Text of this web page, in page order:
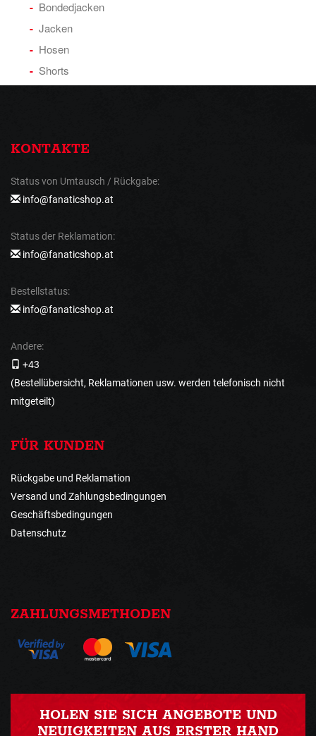
Bondedjacken
Jacken
Hosen
Shorts
KONTAKTE
Status von Umtausch / Rückgabe:
info@fanaticshop.at
Status der Reklamation:
info@fanaticshop.at
Bestellstatus:
info@fanaticshop.at
Andere:
+43
(Bestellübersicht, Reklamationen usw. werden telefonisch nicht
mitgeteilt)
FÜR KUNDEN
Rückgabe und Reklamation
Versand und Zahlungsbedingungen
Geschäftsbedingungen
Datenschutz
ZAHLUNGSMETHODEN
HOLEN SIE SICH ANGEBOTE UND
NEUIGKEITEN AUS ERSTER HAND